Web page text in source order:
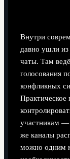
Внутри
давно ушли
чаты. Там
голосования
конфликных
участникам —
же каналы
можно одним